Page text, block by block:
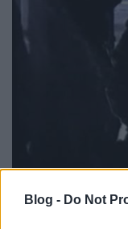
Blog - Do Not